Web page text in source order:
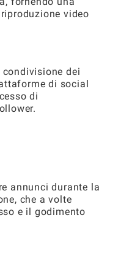
video
condivisione dei
di social
di
annunci durante la
che a volte
e il godimento